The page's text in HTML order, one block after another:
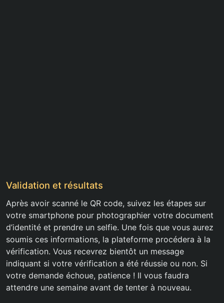
Validation et résultats
Après avoir scanné le QR code, suivez les étapes sur
votre smartphone pour photographier votre document
d’identité et prendre un selfie. Une fois que vous aurez
soumis ces informations, la plateforme procédera à la
vérification. Vous recevrez bientôt un message
indiquant si votre vérification a été réussie ou non. Si
votre demande échoue, patience ! Il vous faudra
attendre une semaine avant de tenter à nouveau.